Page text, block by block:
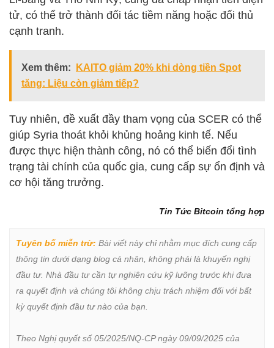
tử, có thể trở thành đối tác tiềm năng hoặc đối thủ
cạnh tranh.
Xem thêm:
KAITO giảm 20% khi dòng tiền Spot
tăng: Liệu còn giảm tiếp?
Tuy nhiên, đề xuất đầy tham vọng của SCER có thể
giúp Syria thoát khỏi khủng hoảng kinh tế. Nếu
được thực hiện thành công, nó có thể biến đổi tình
trạng tài chính của quốc gia, cung cấp sự ổn định và
cơ hội tăng trưởng.
Tin Tức Bitcoin tổng hợp
Tuyên bố miễn trừ: Bài viết này chỉ nhằm mục đích cung cấp
thông tin dưới dạng blog cá nhân, không phải là khuyến nghị
đầu tư. Nhà đầu tư cần tự nghiên cứu kỹ lưỡng trước khi đưa
ra quyết định và chúng tôi không chịu trách nhiệm đối với bất
kỳ quyết định đầu tư nào của bạn.
Theo Nghị quyết số 05/2025/NQ-CP ngày 09/09/2025 của